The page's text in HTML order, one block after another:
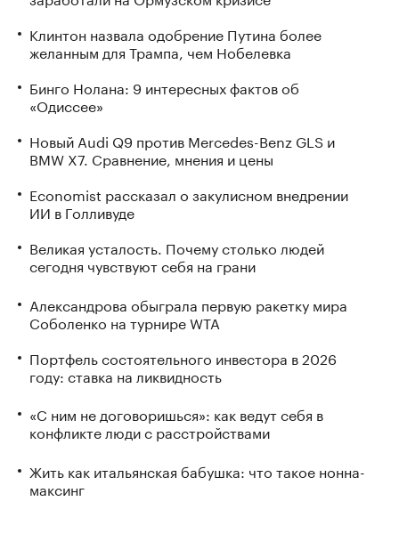
Клинтон назвала одобрение Путина более
желанным для Трампа, чем Нобелевка
Бинго Нолана: 9 интересных фактов об
«Одиссее»
Новый Audi Q9 против Mercedes-Benz GLS и
BMW X7. Сравнение, мнения и цены
Economist рассказал о закулисном внедрении
ИИ в Голливуде
Великая усталость. Почему столько людей
сегодня чувствуют себя на грани
Александрова обыграла первую ракетку мира
Соболенко на турнире WTA
Портфель состоятельного инвестора в 2026
году: ставка на ликвидность
«С ним не договоришься»: как ведут себя в
конфликте люди с расстройствами
Жить как итальянская бабушка: что такое нонна-
максинг